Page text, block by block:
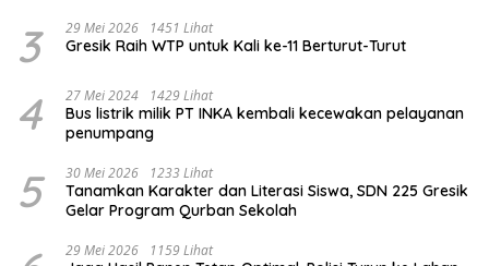
3 29 Mei 2026 1451 Lihat
Gresik Raih WTP untuk Kali ke-11 Berturut-Turut
4 27 Mei 2024 1429 Lihat
Bus listrik milik PT INKA kembali kecewakan pelayanan
penumpang
5 30 Mei 2026 1233 Lihat
Tanamkan Karakter dan Literasi Siswa, SDN 225 Gresik
Gelar Program Qurban Sekolah
29 Mei 2026 1159 Lihat